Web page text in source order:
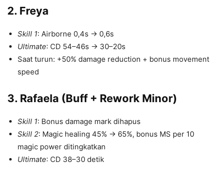
2. Freya
Skill 1: Airborne 0,4s → 0,6s
Ultimate: CD 54–46s → 30–20s
Saat turun: +50% damage reduction + bonus movement
speed
3. Rafaela (Buff + Rework Minor)
Skill 1: Bonus damage mark dihapus
Skill 2: Magic healing 45% → 65%, bonus MS per 10
magic power ditingkatkan
Ultimate: CD 38–30 detik